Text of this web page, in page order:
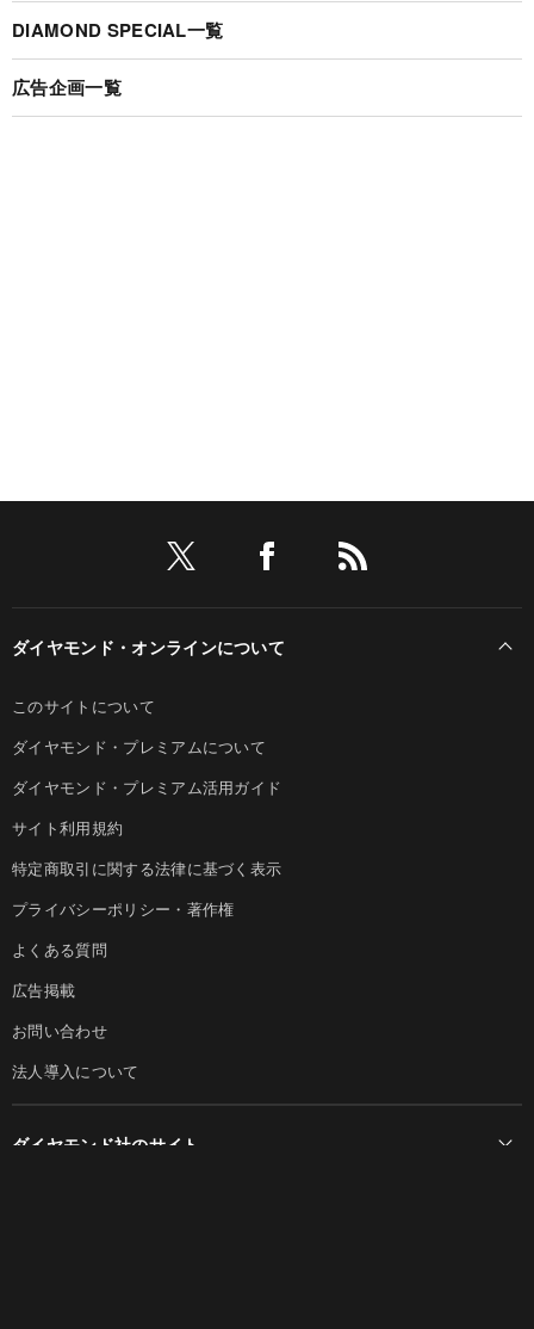
DIAMOND SPECIAL一覧
広告企画一覧
ダイヤモンド・オンラインについて
このサイトについて
ダイヤモンド・プレミアムについて
ダイヤモンド・プレミアム活用ガイド
サイト利用規約
特定商取引に関する法律に基づく表示
プライバシーポリシー・著作権
よくある質問
広告掲載
お問い合わせ
法人導入について
ダイヤモンド社のサイト